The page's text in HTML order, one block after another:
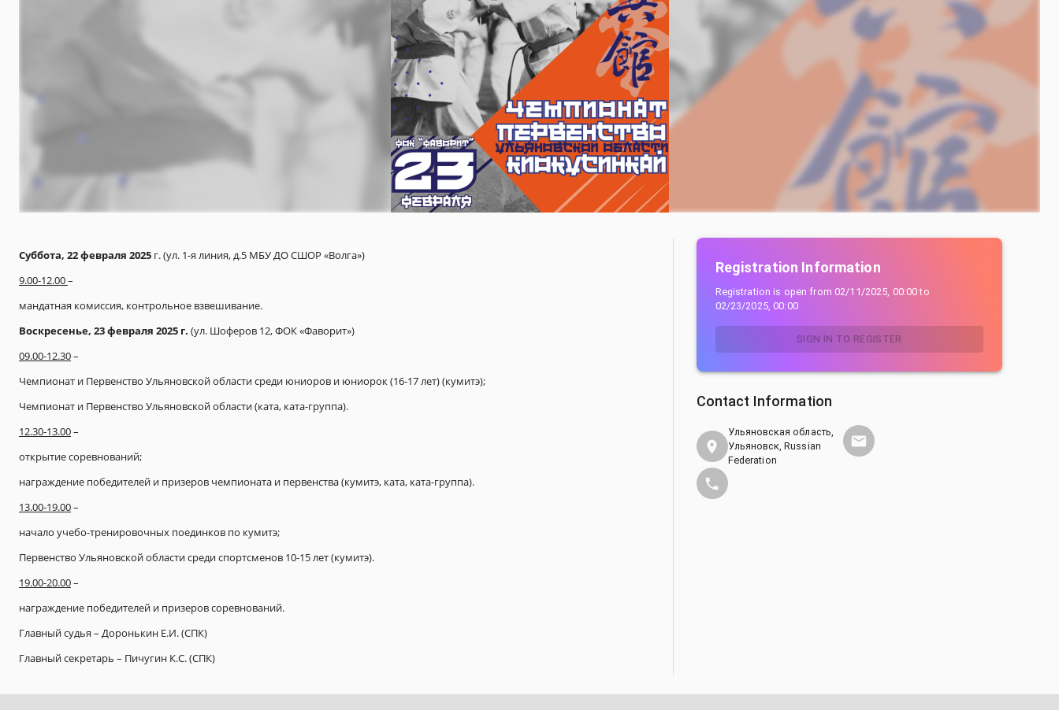
Суббота, 22 февраля 2025 г. (ул. 1-я линия, д.5 МБУ ДО СШОР «Волга»)
9.00-12.00–
мандатная комиссия, контрольное взвешивание.
Воскресенье, 23 февраля 2025 г. (ул. Шоферов 12, ФОК «Фаворит»)
09.00-12.30–
Чемпионат и Первенство Ульяновской области среди юниоров и юниорок (16-17 лет) (кумитэ);
Чемпионат и Первенство Ульяновской области (ката, ката-группа).
12.30-13.00–
открытие соревнований;
награждение победителей и призеров чемпионата и первенства (кумитэ, ката, ката-группа).
13.00-19.00–
начало учебо-тренировочных поединков по кумитэ;
Первенство Ульяновской области среди спортсменов 10-15 лет (кумитэ).
19.00-20.00–
награждение победителей и призеров соревнований.
Главный судья – Доронькин Е.И. (СПК)
Главный секретарь – Пичугин К.С. (СПК)
Registration Information
Registration is open from 02/11/2025, 00:00to
02/23/2025, 00:00
SIGN IN TO REGISTER
Contact Information
Ульяновская область,
Ульяновск, Russian
Federation